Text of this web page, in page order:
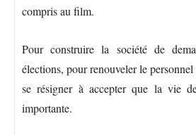
compris au film.
Pour construire la société de
élections, pour renouveler le
se résigner à accepter que la vie
importante.